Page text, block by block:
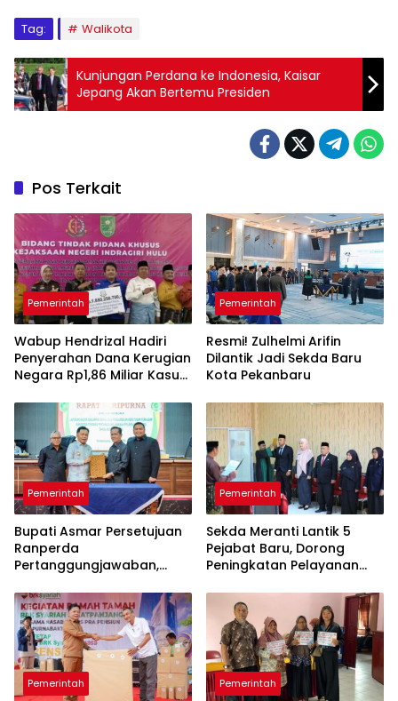
Tag: Walikota
Kunjungan Perdana ke Indonesia, Kaisar
Jepang Akan Bertemu Presiden
Pos Terkait
Pemerintah
Wabup Hendrizal Hadiri
Penyerahan Dana Kerugian
Negara Rp1,86 Miliar Kasus
Pemerintah
Resmi! Zulhelmi Arifin
Dilantik Jadi Sekda Baru
Kota Pekanbaru
Pemerintah
Bupati Asmar Persetujuan
Ranperda
Pertanggungjawaban,
Pemkab dan DPRD
Pemerintah
Sekda Meranti Lantik 5
Pejabat Baru, Dorong
Peningkatan Pelayanan
Pemerintah Pemerintah